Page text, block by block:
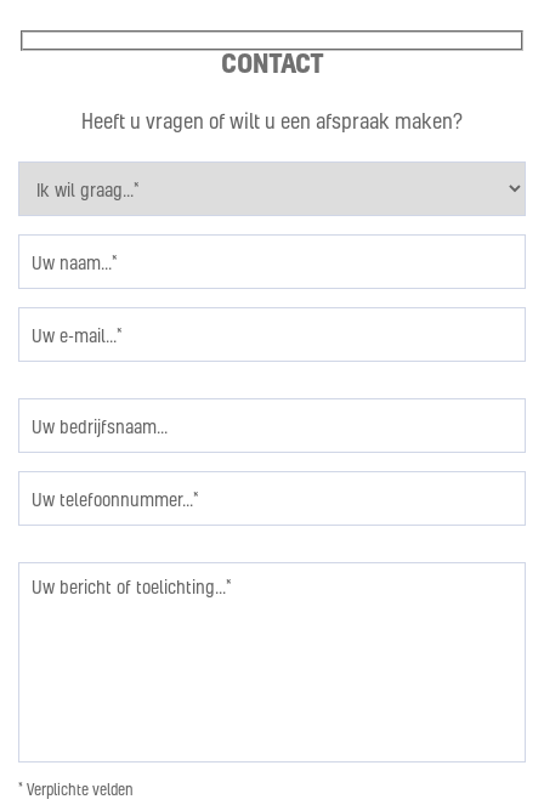
CONTACT
Heeft u vragen of wilt u een afspraak maken?
* Verplichte velden